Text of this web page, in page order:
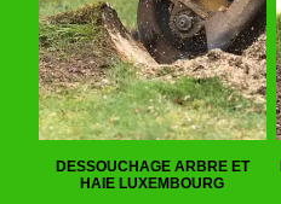
DESSOUCHAGE ARBRE ET
HAIE LUXEMBOURG